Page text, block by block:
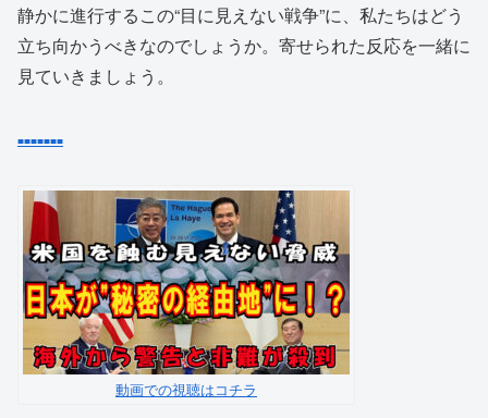
静かに進行するこの“目に見えない戦争”に、私たちはどう
立ち向かうべきなのでしょうか。寄せられた反応を一緒に
見ていきましょう。
■■■■■■■
動画での視聴はコチラ